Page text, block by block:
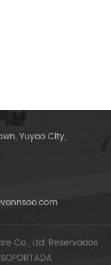
Yuyao City,
Co., Ltd. Reservados